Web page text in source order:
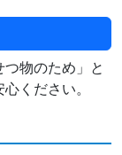
物のため」と
ください。